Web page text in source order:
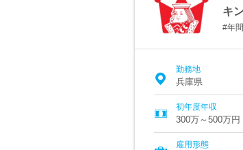
キ
#年
勤務地
兵庫県
初年度年収
300万～500万円
雇用形態